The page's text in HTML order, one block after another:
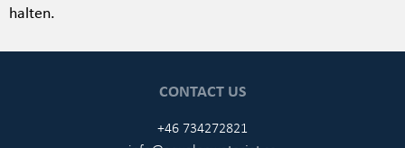
halten.
CONTACT US
+46 734272821